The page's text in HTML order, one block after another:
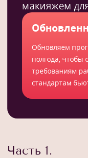
макияжем
Обновляем
полгода, чтобы
требованиям
стандартам
Часть 1.